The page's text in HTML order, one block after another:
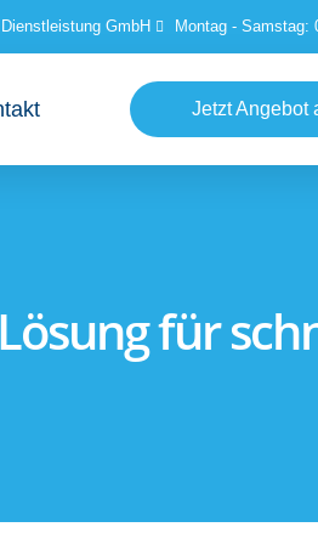
GmbH Montag - Samstag:
Jetzt Angebot
für